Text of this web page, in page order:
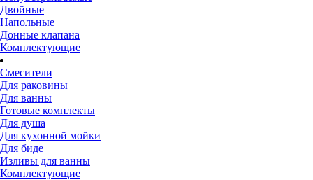
Двойные
Напольные
Донные клапана
Комплектующие
Смесители
Для раковины
Для ванны
Готовые комплекты
Для душа
Для кухонной мойки
Для биде
Изливы для ванны
Комплектующие